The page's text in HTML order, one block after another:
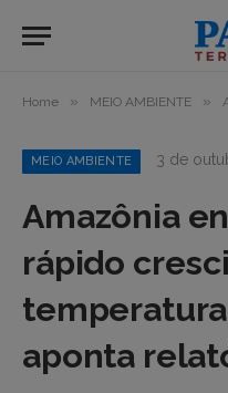
Home » MEIO AMBIENTE »
MEIO AMBIENTE 3 de
Amazônia
rápido
aponta